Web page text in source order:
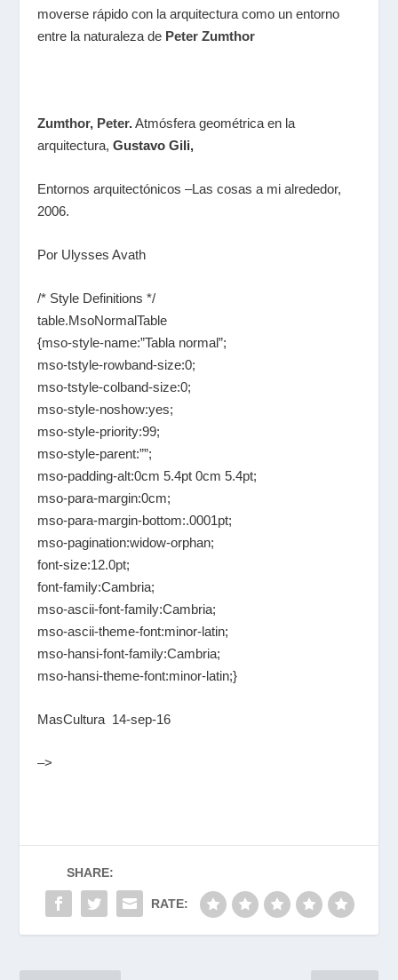
moverse rápido con la arquitectura como un entorno
entre la naturaleza de Peter Zumthor
Zumthor, Peter.Atmósfera geométrica en la
arquitectura,Gustavo Gili,
Entornos arquitectónicos –Las cosas a mi alrededor,
2006.
Por Ulysses Avath
/* Style Definitions */
table.MsoNormalTable
{mso-style-name:”Tabla normal”;
mso-tstyle-rowband-size:0;
mso-tstyle-colband-size:0;
mso-style-noshow:yes;
mso-style-priority:99;
mso-style-parent:””;
mso-padding-alt:0cm 5.4pt 0cm 5.4pt;
mso-para-margin:0cm;
mso-para-margin-bottom:.0001pt;
mso-pagination:widow-orphan;
font-size:12.0pt;
font-family:Cambria;
mso-ascii-font-family:Cambria;
mso-ascii-theme-font:minor-latin;
mso-hansi-font-family:Cambria;
mso-hansi-theme-font:minor-latin;}
MasCultura 14-sep-16
–>
SHARE:
RATE: